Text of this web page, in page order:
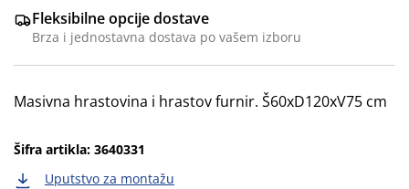
Fleksibilne opcije dostave
Brza i jednostavna dostava po vašem izboru
Masivna hrastovina i hrastov furnir. Š60xD120xV75 cm
Šifra artikla: 3640331
Uputstvo za montažu